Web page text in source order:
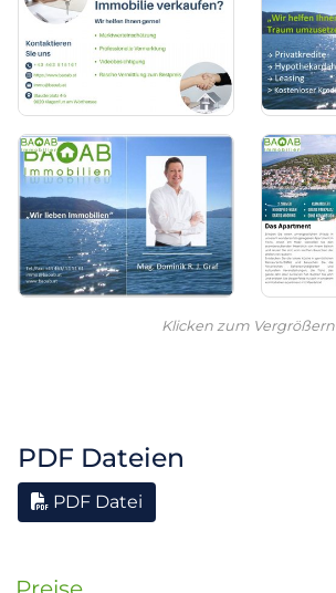
Klicken zum Vergrößern
PDF Dateien
PDF Datei